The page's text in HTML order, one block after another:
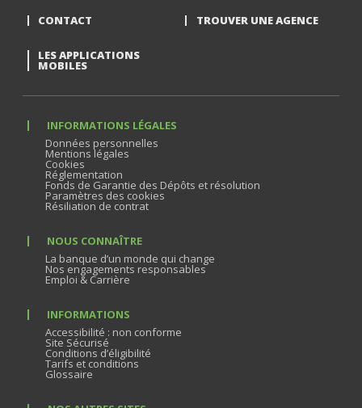
CONTACT TROUVER UNE AGENCE
LES APPLICATIONS
MOBILES
INFORMATIONS LÉGALES
Données personnelles
Mentions légales
Cookies
Réglementation
Fonds de Garantie des Dépôts et résolution
Paramètres des cookies
Résiliation de contrat
NOUS CONNAÎTRE
La banque d’un monde qui change
Nos engagements responsables
Emploi & Carrière
INFORMATIONS
Accessibilité : non conforme
Site Sécurisé
Conditions d’éligibilité
Tarifs et conditions
Glossaire